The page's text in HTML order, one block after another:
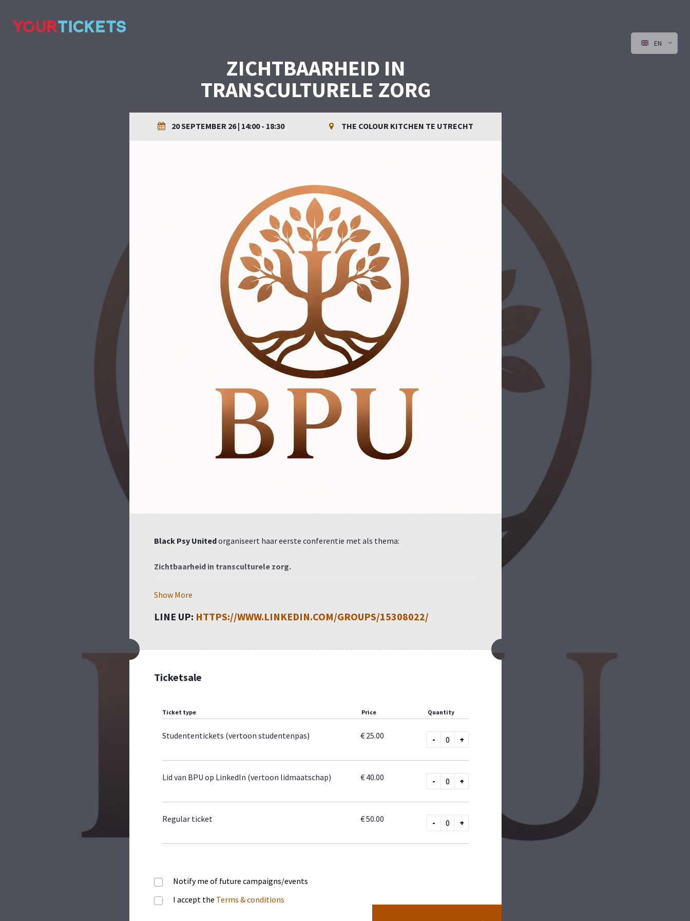
EN
ZICHTBAARHEID IN
TRANSCULTURELE ZORG
20 SEPTEMBER 26 | 14:00 - 18:30 THE COLOUR KITCHEN TE UTRECHT
Black Psy Unitedorganiseert haar eerste conferentie met als thema:
Zichtbaarheid in transculturele zorg.
Een inspirerende middag met sprekers en onderlinge uitwisseling.
Locatie
Zichtbaarheid in transculturele zorg.
Men kan zich ter plekke voor één van de volgende workshops inschrijven. We hanteren een
"Onze roots in de spreekkamer"
"Wat er tussen ons gebeurt in transculturele context"
Workshop 3:Positioneren:
Show More
LINE UP: HTTPS://WWW.LINKEDIN.COM/GROUPS/15308022/
Ticketsale
Ticket type Price Quantity
Studententickets (vertoon studentenpas) € 25.00 - +
Lid van BPU op LinkedIn (vertoon lidmaatschap) € 40.00 - +
Regular ticket € 50.00 - +
Notify me of future campaigns/events
I accept the Terms & conditions